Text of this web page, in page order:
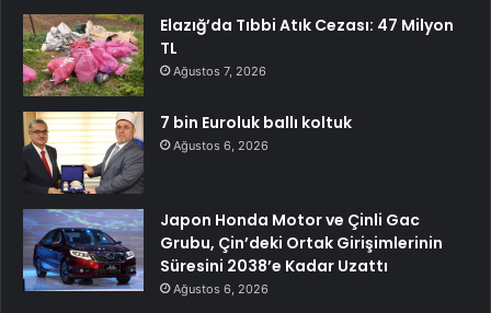
Elazığ’da Tıbbi Atık Cezası: 47 Milyon
TL
Ağustos 7, 2026
7 bin Euroluk ballı koltuk
Ağustos 6, 2026
Japon Honda Motor ve Çinli Gac
Grubu, Çin’deki Ortak Girişimlerinin
Süresini 2038’e Kadar Uzattı
Ağustos 6, 2026